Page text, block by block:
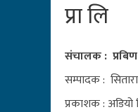
प्रा लि
संचालक :
सम्पादक :
प्रकाशक : अडियो